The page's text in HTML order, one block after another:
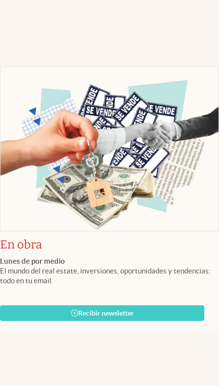
En obra
Lunes de por medio
El mundo del real estate, inversiones, oportunidades y tendencias:
todo en tu email.
Recibir newsletter